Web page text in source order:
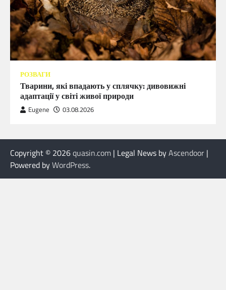
РОЗВАГИ
Тварини, які впадають у сплячку: дивовижні
адаптації у світі живої природи
Eugene 03.08.2026
Copyright © 2026quasin.com | Legal News byAscendoor |
Powered byWordPress.